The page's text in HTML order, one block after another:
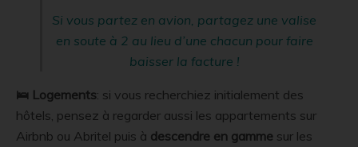
Si vous partez en avion, partagez une valise
en soute à 2 au lieu d’une chacun pour faire
baisser la facture !
🛌 Logements: si vous recherchiez initialement des
hôtels, pensez à regarder aussi les appartements sur
Airbnb ou Abritel puis à descendre en gamme sur les